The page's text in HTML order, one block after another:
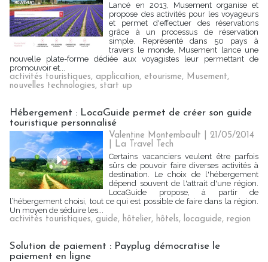
Lancé en 2013, Musement organise et
propose des activités pour les voyageurs
et permet d'effectuer des réservations
grâce à un processus de réservation
simple. Représenté dans 50 pays à
travers le monde, Musement lance une
nouvelle plate-forme dédiée aux voyagistes leur permettant de
promouvoir et...
activités touristiques, application, etourisme, Musement,
nouvelles technologies, start up
Hébergement : LocaGuide permet de créer son guide
touristique personnalisé
Valentine Montembault | 21/05/2014
La Travel Tech
Certains vacanciers veulent être parfois
sûrs de pouvoir faire diverses activités à
destination. Le choix de l'hébergement
dépend souvent de l'attrait d'une région.
LocaGuide propose, à partir de
l’hébergement choisi, tout ce qui est possible de faire dans la région.
Un moyen de séduire les...
activités touristiques, guide, hôtelier, hôtels, locaguide, region
Solution de paiement : Payplug démocratise le
paiement en ligne